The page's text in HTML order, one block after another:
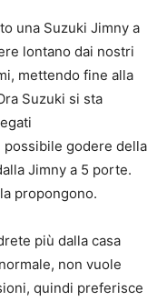
una Suzuki Jimny a
lontano dai nostri
mettendo fine alla
Suzuki si sta
possibile godere della
Jimny a 5 porte.
propongono.
più dalla casa
non vuole
quindi preferisce